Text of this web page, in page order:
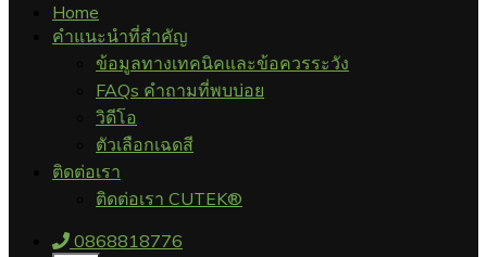
Home
คำแนะนำที่สำคัญ
ข้อมูลทางเทคนิคและข้อควรระวัง
FAQs คำถามที่พบบ่อย
วิดีโอ
ตัวเลือกเฉดสี
ติดต่อเรา
ติดต่อเรา CUTEK®
0868818776